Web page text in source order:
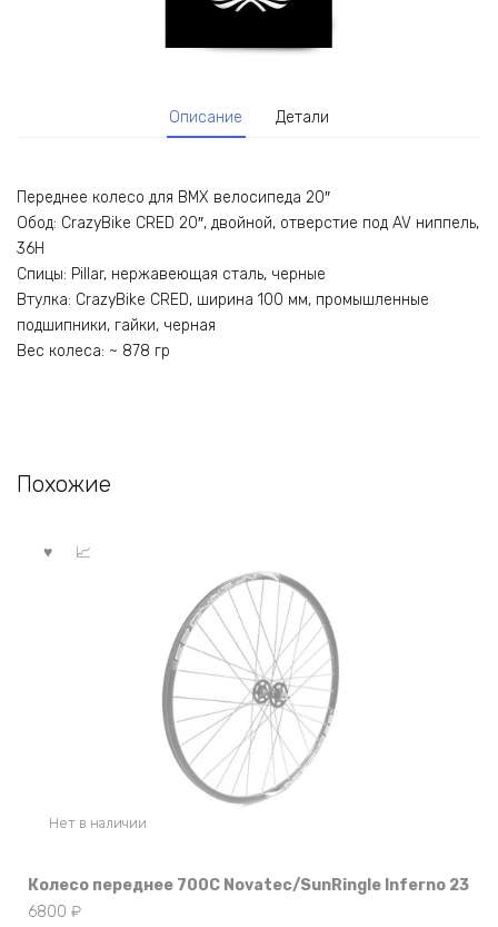
Описание Детали
Переднее колесо для BMX велосипеда 20″
Обод: CrazyBike CRED 20″, двойной, отверстие под AV ниппель,
36H
Спицы: Pillar, нержавеющая сталь, черные
Втулка: CrazyBike CRED, ширина 100 мм, промышленные
подшипники, гайки, черная
Вес колеса: ~ 878 гр
Похожие
Нет в наличии
Колесо переднее 700C Novatec/SunRingle Inferno 23
6800 ₽